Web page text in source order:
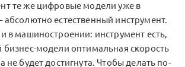
те же цифровые модели уже в
абсолютно естественный инструмент.
в машиностроении: инструмент есть,
бизнес-модели оптимальная скорость
не будет достигнута. Чтобы делать по-